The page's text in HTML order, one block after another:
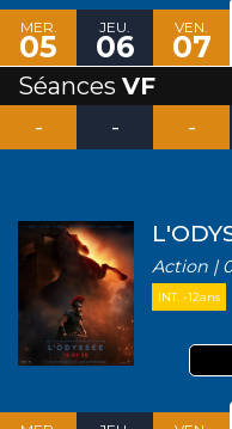
MER.
05
JEU.
06
VEN.
07
Séances VF
-
- -
Action |
INT. -12ans